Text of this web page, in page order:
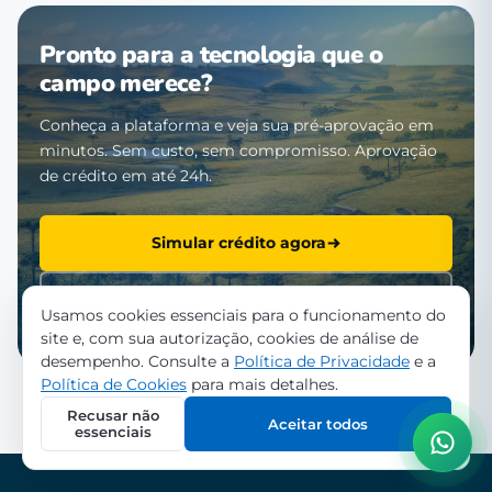
Pronto para a tecnologia que o
campo merece?
Conheça a plataforma e veja sua pré-aprovação em
minutos. Sem custo, sem compromisso. Aprovação
de crédito em até 24h.
Simular crédito agora
Usamos cookies essenciais para o funcionamento do
site e, com sua autorização, cookies de análise de
desempenho. Consulte a Política de Privacidade e a
Política de Cookies para mais detalhes.
Recusar não
essenciais
Aceitar todos